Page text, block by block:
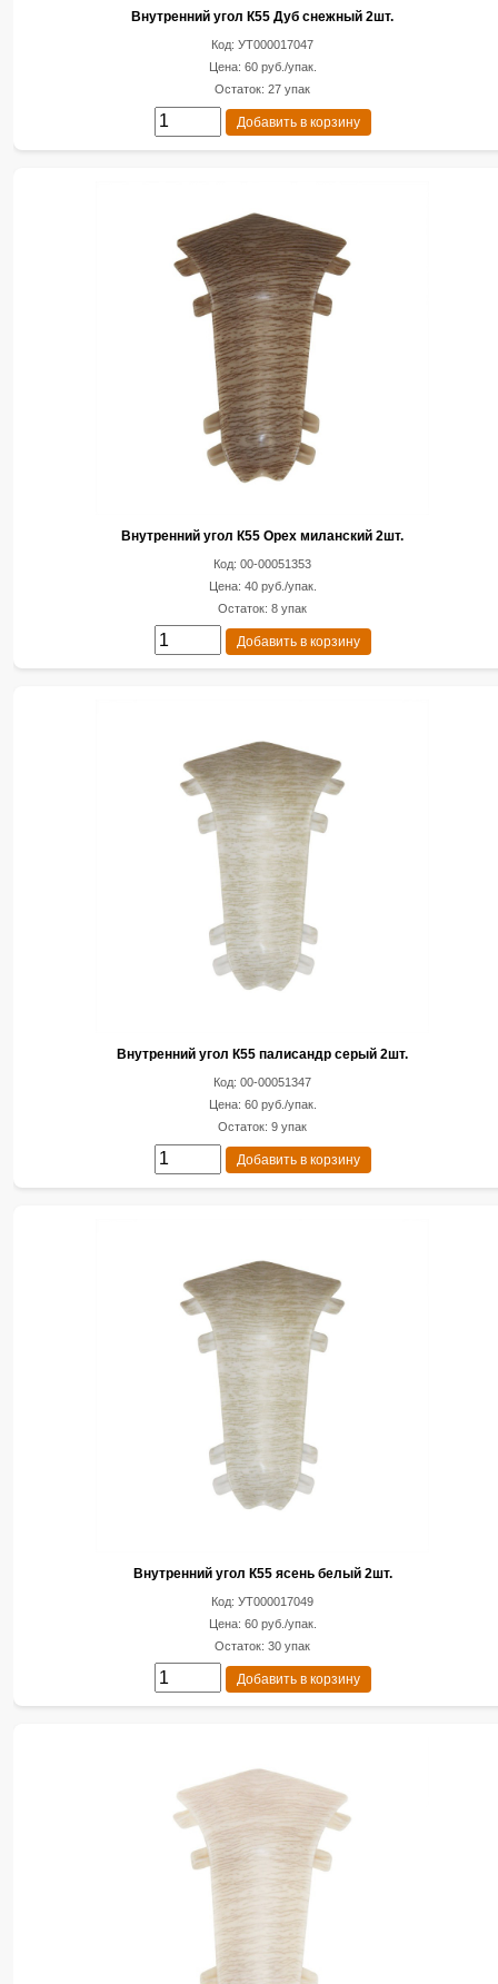
Внутренний угол К55 Дуб снежный 2шт.
Код: УТ000017047
Цена: 60 руб./упак.
Остаток: 27 упак
Добавить в корзину
Внутренний угол К55 Орех миланский 2шт.
Код: 00-00051353
Цена: 40 руб./упак.
Остаток: 8 упак
Добавить в корзину
Внутренний угол К55 палисандр серый 2шт.
Код: 00-00051347
Цена: 60 руб./упак.
Остаток: 9 упак
Добавить в корзину
Внутренний угол К55 ясень белый 2шт.
Код: УТ000017049
Цена: 60 руб./упак.
Остаток: 30 упак
Добавить в корзину